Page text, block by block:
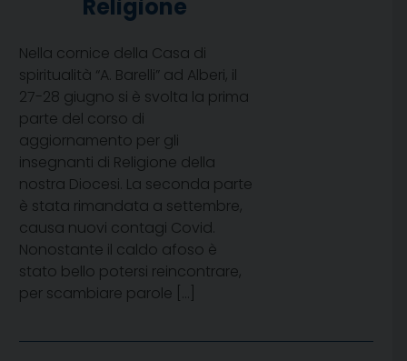
Religione
Nella cornice della Casa di
spiritualità “A. Barelli” ad Alberi, il
27-28 giugno si è svolta la prima
parte del corso di
aggiornamento per gli
insegnanti di Religione della
nostra Diocesi. La seconda parte
è stata rimandata a settembre,
causa nuovi contagi Covid.
Nonostante il caldo afoso è
stato bello potersi reincontrare,
per scambiare parole […]